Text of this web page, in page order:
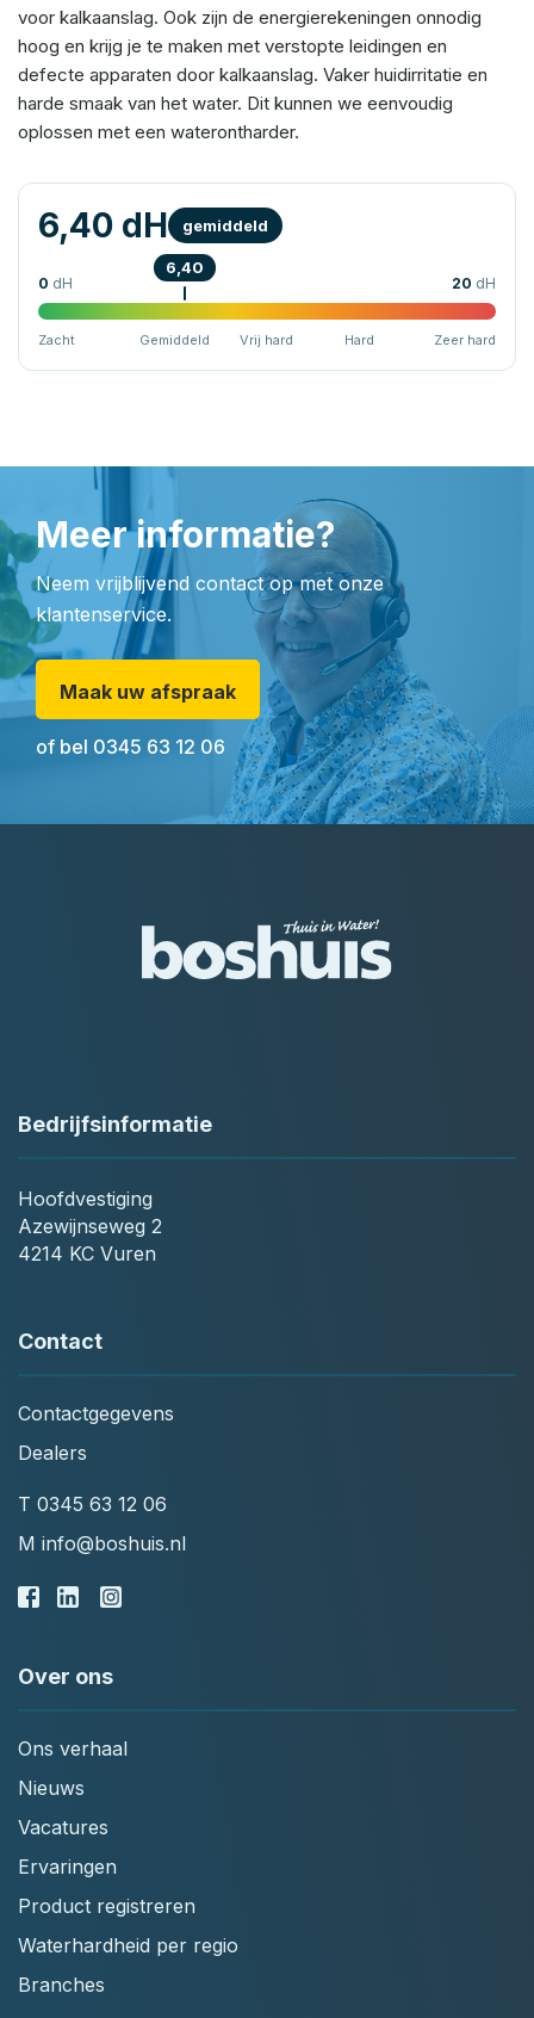
voor kalkaanslag. Ook zijn de energierekeningen onnodig
hoog en krijg je te maken met verstopte leidingen en
defecte apparaten door kalkaanslag. Vaker huidirritatie en
harde smaak van het water. Dit kunnen we eenvoudig
oplossen met een waterontharder.
6,40 dH gemiddeld
0 dH 20 dH
6,40
Zacht Gemiddeld Vrij hard Hard Zeer hard
Meer informatie?
Neem vrijblijvend contact op met onze
klantenservice.
Maak uw afspraak
of bel 0345 63 12 06
Bedrijfsinformatie
Hoofdvestiging
Azewijnseweg 2
4214 KC Vuren
Contact
Contactgegevens
Dealers
T 0345 63 12 06
M info@boshuis.nl
Over ons
Ons verhaal
Nieuws
Vacatures
Ervaringen
Product registreren
Waterhardheid per regio
Branches